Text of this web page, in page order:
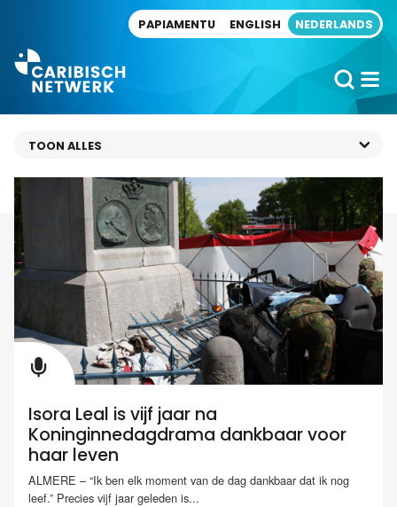
PAPIAMENTU ENGLISH NEDERLANDS
Isora Leal is vijf jaar na
Koninginnedagdrama dankbaar voor
haar leven
ALMERE – “Ik ben elk moment van de dag dankbaar dat ik nog
leef.” Precies vijf jaar geleden is...